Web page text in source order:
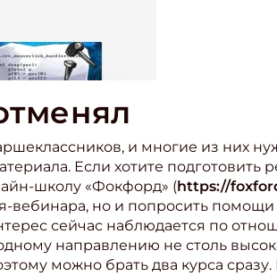
и многие из них
Если хотите подготовить
школу «Фокфорд» (https://
вебинара, но и попросить
сейчас наблюдается по
направлению не столь
можно брать два курса сразу.